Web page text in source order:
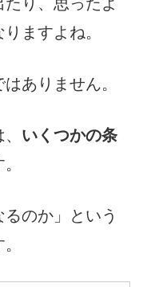
ますよね。
ありません。
いくつかの条
のか」という